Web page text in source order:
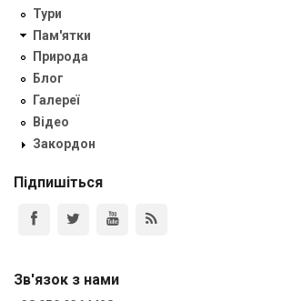
Тури
Пам'ятки
Природа
Блог
Галереї
Відео
Закордон
Підпишіться
Зв'язок з нами